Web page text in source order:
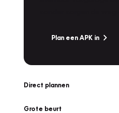
Plan een APK in
Direct plannen
Grote beurt